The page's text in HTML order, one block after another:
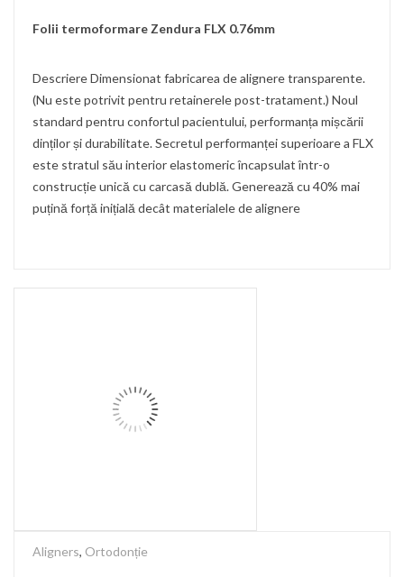
Folii termoformare Zendura FLX 0.76mm
Descriere Dimensionat fabricarea de alignere transparente.
(Nu este potrivit pentru retainerele post-tratament.) Noul
standard pentru confortul pacientului, performanța mișcării
dinților și durabilitate. Secretul performanței superioare a FLX
este stratul său interior elastomeric încapsulat într-o
construcție unică cu carcasă dublă. Generează cu 40% mai
puțină forță inițială decât materialele de alignere
Aligners, Ortodonție